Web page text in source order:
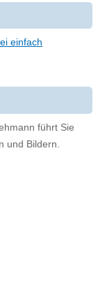
einfach
führt Sie
und Bildern.